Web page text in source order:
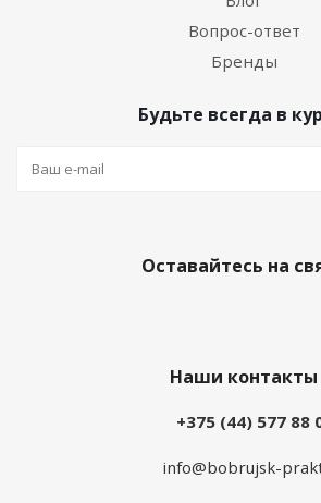
Вопрос-ответ
Бренды
Будьте всегда в
Оставайтесь на
Наши контакты
+375 (44) 577 88
info@bobrujsk-